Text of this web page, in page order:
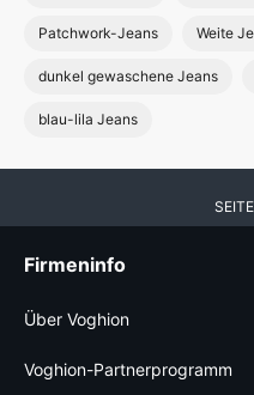
Patchwork-Jeans Weite
dunkel gewaschene Jeans
blau-lila Jeans
Firmeninfo
Über Voghion
Voghion-Partnerprogramm